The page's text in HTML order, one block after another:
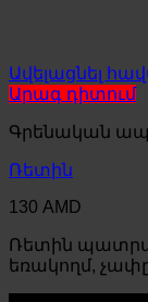
Ավելացնել
Արագ դիտում
Գրենական
Ռետին
130 AMD
Ռետին
եռակողմ,